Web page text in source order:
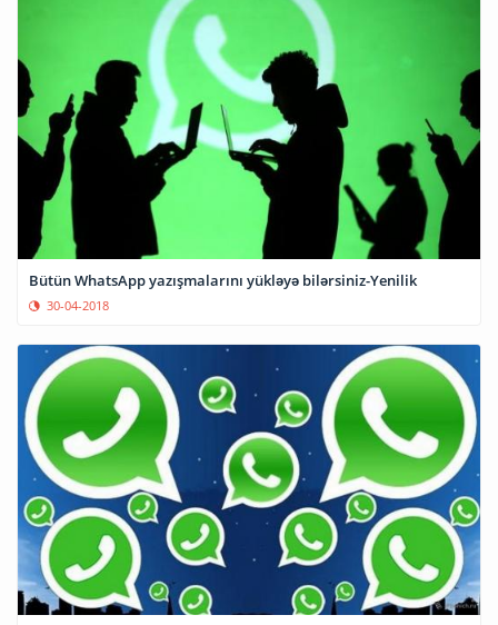
Bütün WhatsApp yazışmalarını yükləyə bilərsiniz-Yenilik
30-04-2018